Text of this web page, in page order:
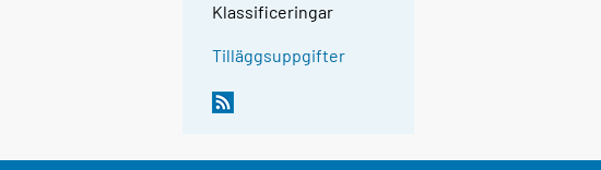
Klassificeringar
Tilläggsuppgifter